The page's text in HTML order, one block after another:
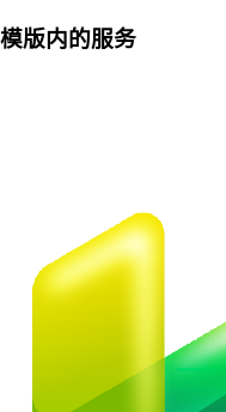
模版内的服务